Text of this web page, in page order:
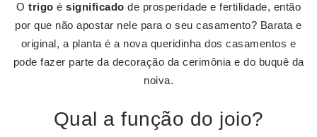
O trigo é significado de prosperidade e fertilidade, então
por que não apostar nele para o seu casamento? Barata e
original, a planta é a nova queridinha dos casamentos e
pode fazer parte da decoração da cerimônia e do buquê da
noiva.
Qual a função do joio?